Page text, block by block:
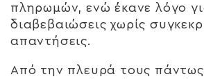
πληρωμών, ενώ έκανε λόγο
διαβεβαιώσεις χωρίς
απαντήσεις.
Από την πλευρά τους